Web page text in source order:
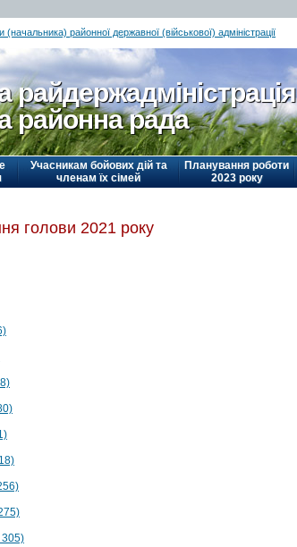
районної державної (військової) адміністрації
райдержадміністрація
районна рада
Учасникам бойових дій та
членам їх сімей
Планування роботи
2023 року
голови 2021 року
305)